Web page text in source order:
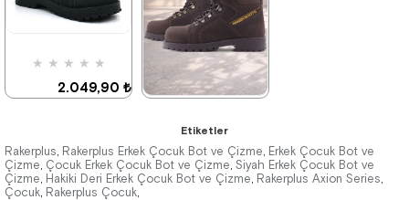
★ ★ ★ ★ ★
2.049,90 ₺
%42İndirim
Ücretsiz
Kargo
★ ★ ★
2.559,90 ₺
4.389,90 ₺
Etiketler
Rakerplus, Rakerplus Erkek Çocuk Bot ve Çizme, Erkek Çocuk Bot ve
Çizme, Çocuk Erkek Çocuk Bot ve Çizme, Siyah Erkek Çocuk Bot ve
Çizme, Hakiki Deri Erkek Çocuk Bot ve Çizme, Rakerplus Axion Series,
Çocuk, Rakerplus Çocuk,